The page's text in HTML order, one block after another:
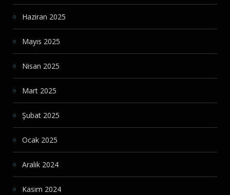
Haziran 2025
Mayıs 2025
Nisan 2025
Mart 2025
Şubat 2025
Ocak 2025
Aralık 2024
Kasım 2024